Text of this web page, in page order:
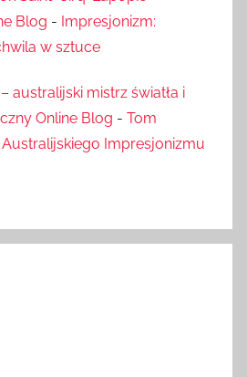
Blog - Impresjonizm:
w sztuce
australijski mistrz światła i
Online Blog - Tom
Australijskiego Impresjonizmu